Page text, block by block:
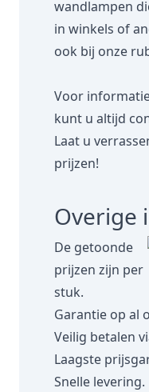
wandlampen
in winkels of
ook bij onze
Voor
kunt u altijd
Laat u
prijzen!
Overige
De getoonde
prijzen zijn per
stuk.
Garantie op al
Veilig betalen
Laagste
Snelle levering.